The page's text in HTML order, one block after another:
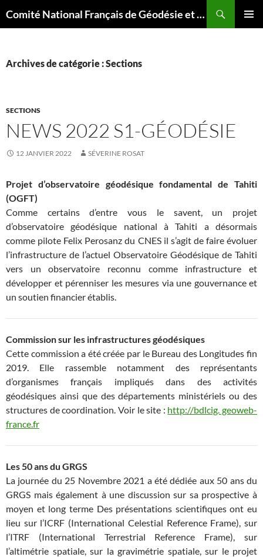
au
Comité National Français de Géodésie et Géophysique
Archives de catégorie : Sections
SECTIONS
NEWS 2022 S1-GÉODÉSIE
12 JANVIER 2022 SÉVERINE ROSAT
Projet d’observatoire géodésique fondamental de Tahiti
(OGFT)
Comme certains d’entre vous le savent, un projet
d’observatoire géodésique national à Tahiti a désormais
comme pilote Felix Perosanz du CNES il s’agit de faire évoluer
l’infrastructure de l’actuel Observatoire Géodésique de Tahiti
vers un observatoire reconnu comme infrastructure et
développer et pérenniser les mesures via une gouvernance et
un soutien financier établis.
Commission sur les infrastructures géodésiques
Cette commission a été créée par le Bureau des Longitudes fin
2019. Elle rassemble notamment des représentants
d’organismes français impliqués dans des activités
géodésiques ainsi que des départements ministériels ou des
structures de coordination. Voir le site : http://bdlcig. geoweb-
france.fr
Les 50 ans du GRGS
La journée du 25 Novembre 2021 a été dédiée aux 50 ans du
GRGS mais également à une discussion sur sa prospective à
moyen et long terme Des présentations scientifiques ont eu
lieu sur l’ICRF (International Celestial Reference Frame), sur
l’ITRF (International Terrestrial Reference Frame), sur
l’altimétrie spatiale, sur la gravimétrie spatiale, sur le projet